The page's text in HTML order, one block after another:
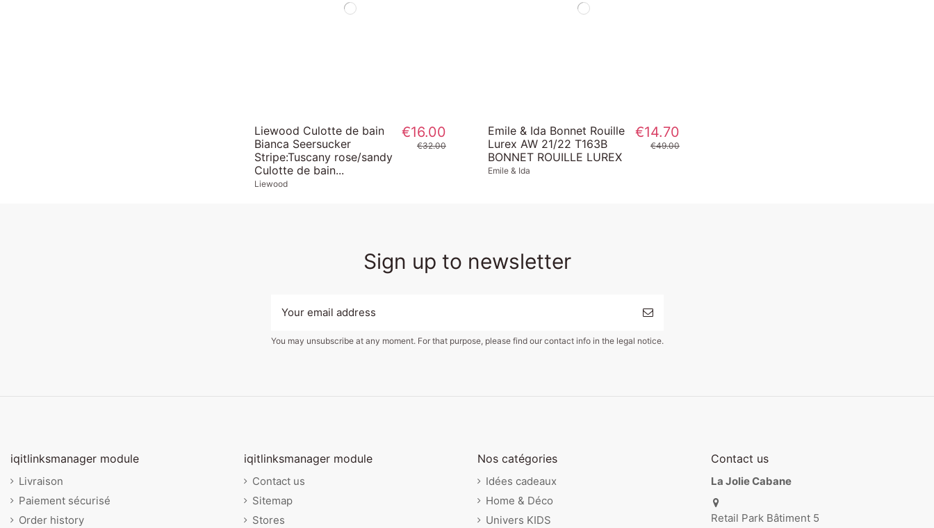
Liewood Culotte de bain
Bianca Seersucker
Stripe:Tuscany rose/sandy
Culotte de bain...
Liewood
€16.00
€32.00
Emile & Ida Bonnet Rouille
Lurex AW 21/22 T163B
BONNET ROUILLE LUREX
Emile & Ida
€14.70
€49.00
Sign up to newsletter
You may unsubscribe at any moment. For that purpose, please find our contact info in the legal notice.
iqitlinksmanager module
Livraison
Paiement sécurisé
Order history
iqitlinksmanager module
Contact us
Sitemap
Stores
Nos catégories
Idées cadeaux
Home & Déco
Univers KIDS
Contact us
La Jolie Cabane
Retail Park Bâtiment 5